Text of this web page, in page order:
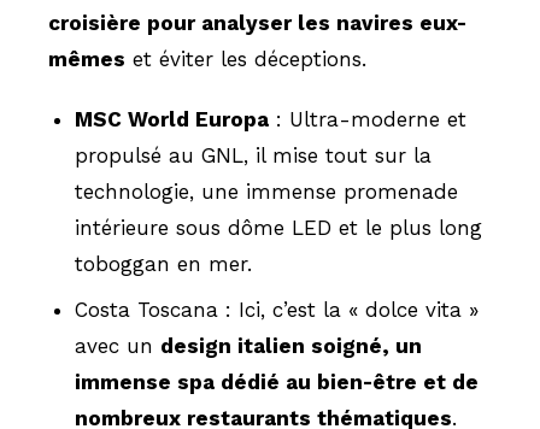
croisière pour analyser les navires eux-
mêmes et éviter les déceptions.
MSC World Europa : Ultra-moderne et
propulsé au GNL, il mise tout sur la
technologie, une immense promenade
intérieure sous dôme LED et le plus long
toboggan en mer.
Costa Toscana : Ici, c’est la « dolce vita »
avec un design italien soigné, un
immense spa dédié au bien-être et de
nombreux restaurants thématiques.